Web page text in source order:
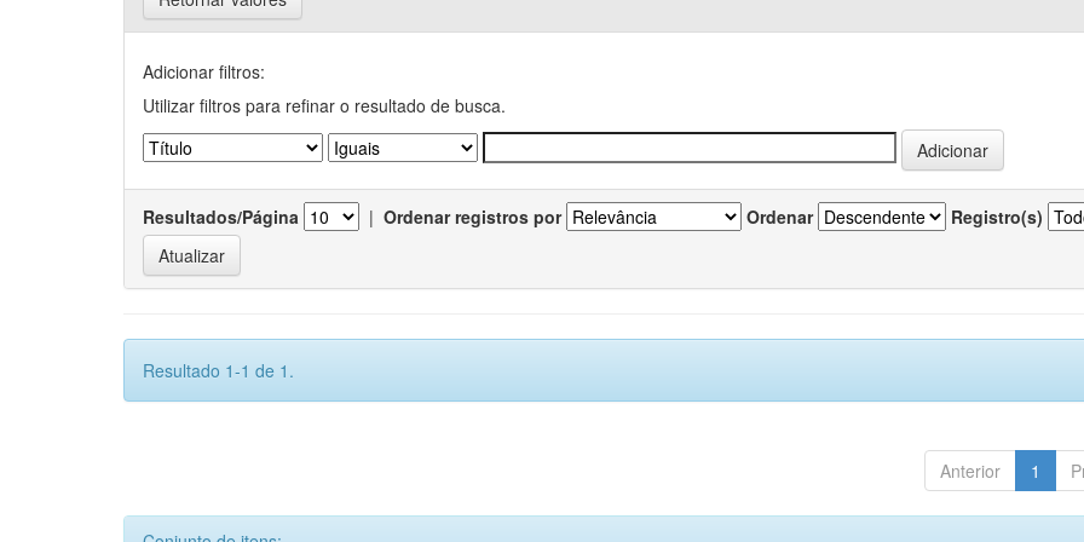
Adicionar filtros:
Utilizar filtros para refinar o resultado de busca.
Resultados/Página | Ordenar registros por Ordenar Registro(s)
Resultado 1-1 de 1.
Anterior 1